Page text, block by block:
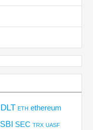
DLT ETH ethereum
SBI SEC TRX UASF